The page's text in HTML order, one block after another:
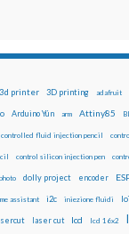
3d printer 3D printing adafruit
Arduino Yún arm Attiny85
controlled fluid injection pencil
control silicon injection pen
dolly project encoder
assistant i2c iniezione fluidi
laser cut lcd lcd 16x2